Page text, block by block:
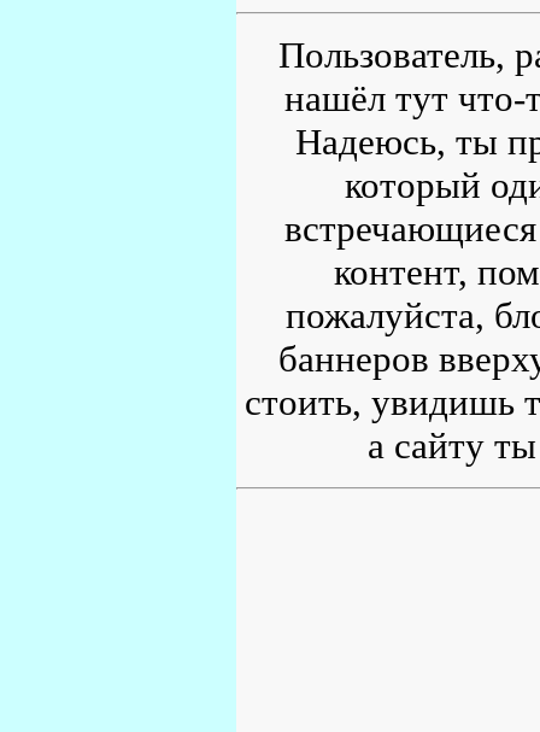
Пользователь,
нашёл тут что-
Надеюсь, ты
который
контент,
пожалуйста,
баннеров
стоить, увидишь
а сайту